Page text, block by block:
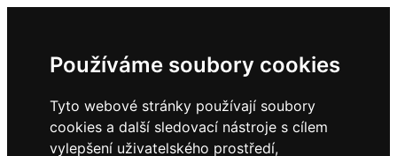
Používáme soubory cookies
Tyto webové stránky používají soubory
cookies a další sledovací nástroje s cílem
vylepšení uživatelského prostředí,